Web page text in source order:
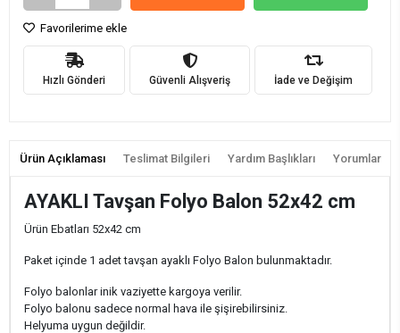
Favorilerime ekle
Hızlı Gönderi Güvenli Alışveriş İade ve Değişim
Ürün Açıklaması Teslimat Bilgileri Yardım Başlıkları Yorumlar
AYAKLI Tavşan Folyo Balon 52x42 cm
Ürün Ebatları 52x42 cm
Paket içinde 1 adet tavşan ayaklı Folyo Balon bulunmaktadır.
Folyo balonlar inik vaziyette kargoya verilir.
Folyo balonu sadece normal hava ile şişirebilirsiniz.
Helyuma uygun değildir.